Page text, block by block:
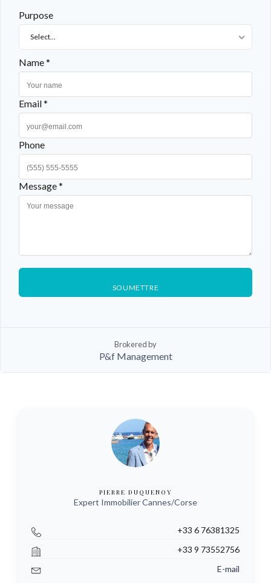
Purpose
Select...
Name *
Email *
Phone
Message *
SOUMETTRE
Brokered by
P&f Management
PIERRE DUQUENOY
Expert Immobilier Cannes/Corse
+33 6 76381325
+33 9 73552756
E-mail